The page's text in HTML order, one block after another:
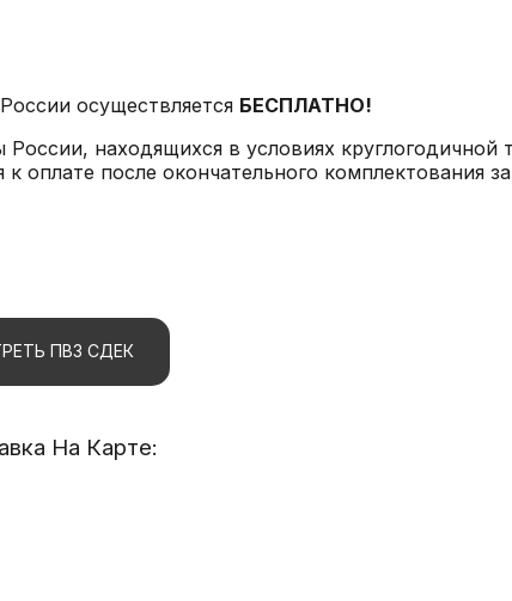
осуществляется БЕСПЛАТНО!
находящихся в условиях круглогодичной
оплате после окончательного комплектования
ПВЗ СДЕК
На Карте: